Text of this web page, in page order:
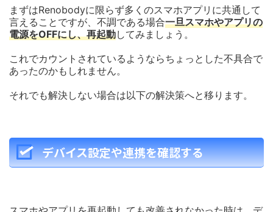
まずはRenobodyに限らず多くのスマホアプリに共通して
言えることですが、不調である場合一旦スマホやアプリの
電源をOFFにし、再起動してみましょう。
これでカウントされているようならちょっとした不具合で
あったのかもしれません。
それでも解決しない場合は以下の解決策へと移ります。
デバイス設定や連携を確認する